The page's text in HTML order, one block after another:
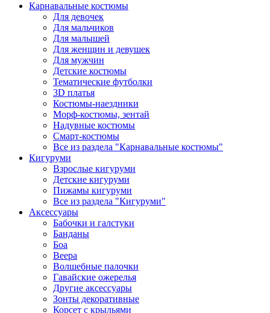
Карнавальные костюмы
Для девочек
Для мальчиков
Для малышей
Для женщин и девушек
Для мужчин
Детские костюмы
Тематические футболки
3D платья
Костюмы-наездники
Морф-костюмы, зентай
Надувные костюмы
Смарт-костюмы
Все из раздела "Карнавальные костюмы"
Кигуруми
Взрослые кигуруми
Детские кигуруми
Пижамы кигуруми
Все из раздела "Кигуруми"
Аксессуары
Бабочки и галстуки
Банданы
Боа
Веера
Волшебные палочки
Гавайские ожерелья
Другие аксессуары
Зонты декоративные
Корсет с крыльями